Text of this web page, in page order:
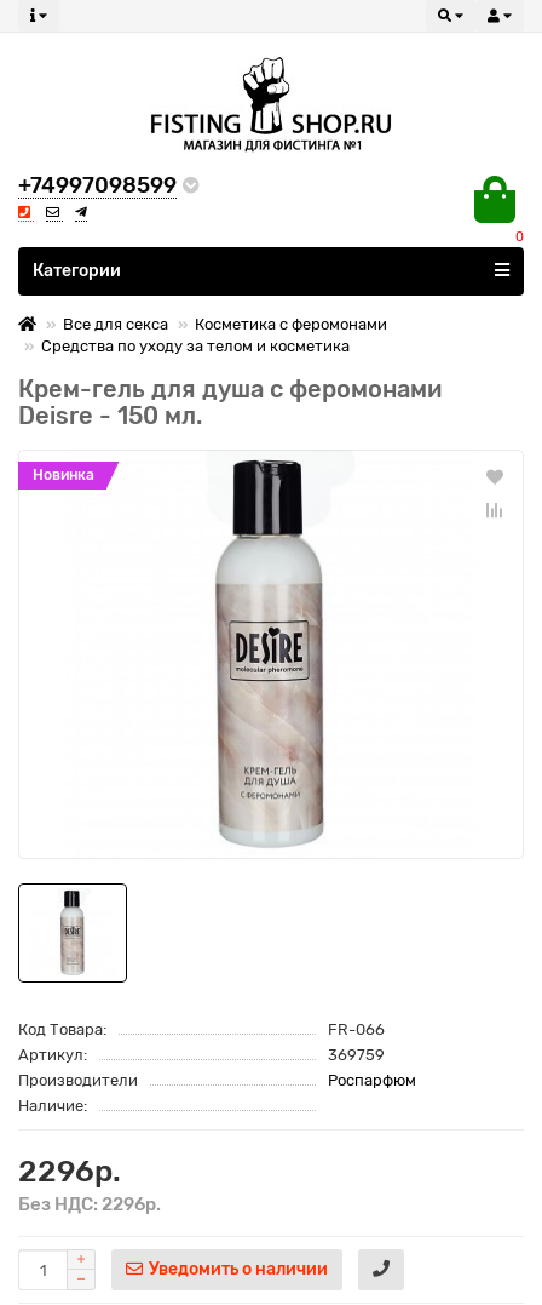
+74997098599
0
Все категории
Категории
Все для секса
Косметика с феромонами
Средства по уходу за телом и косметика
Крем-гель для душа с феромонами
Deisre - 150 мл.
Новинка
Код Товара:
FR-066
Артикул:
369759
Производители
Роспарфюм
Наличие:
2296р.
Без НДС: 2296р.
Уведомить о наличии